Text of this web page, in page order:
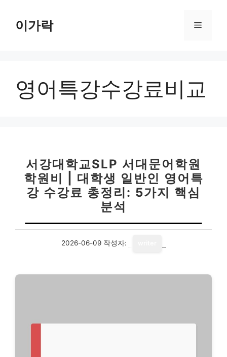
이가락 메
영어특강수강료비교
서강대학교SLP 서대문어학원
학원비 | 대학생 일반인 영어특
강 수강료 총정리: 5가지 핵심
분석
2026-06-09 작성자: